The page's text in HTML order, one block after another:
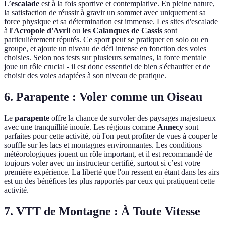
L’escalade est à la fois sportive et contemplative. En pleine nature,
la satisfaction de réussir à gravir un sommet avec uniquement sa
force physique et sa détermination est immense. Les sites d'escalade
à l'Acropole d'Avril ou les Calanques de Cassis sont
particulièrement réputés. Ce sport peut se pratiquer en solo ou en
groupe, et ajoute un niveau de défi intense en fonction des voies
choisies. Selon nos tests sur plusieurs semaines, la force mentale
joue un rôle crucial - il est donc essentiel de bien s'échauffer et de
choisir des voies adaptées à son niveau de pratique.
6. Parapente : Voler comme un Oiseau
Le parapente offre la chance de survoler des paysages majestueux
avec une tranquillité inouïe. Les régions comme Annecy sont
parfaites pour cette activité, où l'on peut profiter de vues à couper le
souffle sur les lacs et montagnes environnantes. Les conditions
météorologiques jouent un rôle important, et il est recommandé de
toujours voler avec un instructeur certifié, surtout si c’est votre
première expérience. La liberté que l'on ressent en étant dans les airs
est un des bénéfices les plus rapportés par ceux qui pratiquent cette
activité.
7. VTT de Montagne : À Toute Vitesse